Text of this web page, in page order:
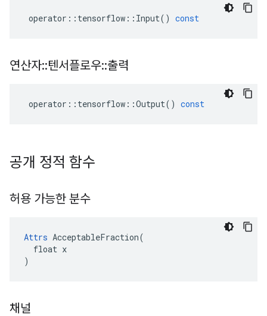
operator :: tensorflow :: Input() const
연산자::텐서플로우::출력
operator :: tensorflow ::Output() const
공개 정적 함수
허용 가능한 분수
Attrs AcceptableFraction(
  float x
)
채널